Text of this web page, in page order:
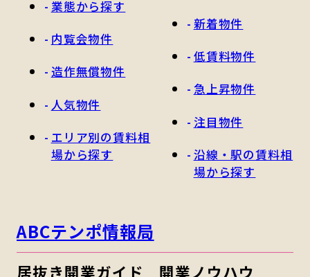
業態から探す
内覧会物件
造作無償物件
人気物件
エリア別の賃料相
場から探す
新着物件
低賃料物件
急上昇物件
注目物件
沿線・駅の賃料相
場から探す
ABCテンポ情報局
居抜き開業ガイド 開業ノウハウ